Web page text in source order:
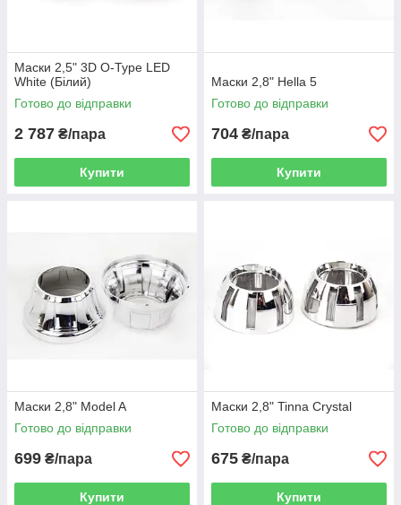
Маски 2,5" 3D O-Type LED
White (Білий)
Готово до відправки
2 787 ₴/пара
Купити
Маски 2,8" Hella 5
Готово до відправки
704 ₴/пара
Купити
Маски 2,8" Model A
Готово до відправки
699 ₴/пара
Купити
Маски 2,8" Tinna Crystal
Готово до відправки
675 ₴/пара
Купити